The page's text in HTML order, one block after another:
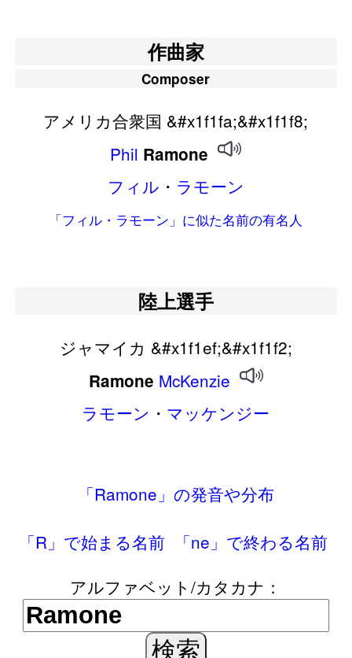
作曲家
Composer
アメリカ合衆国 &#x1f1fa;&#x1f1f8;
Phil Ramone
フィル ・ ラモーン
「フィル・ラモーン」に似た名前の有名人
陸上選手
ジャマイカ &#x1f1ef;&#x1f1f2;
Ramone McKenzie
ラモーン ・ マッケンジー
「Ramone」の発音や分布
「R」で始まる名前
「ne」で終わる名前
アルファベット/カタカナ：